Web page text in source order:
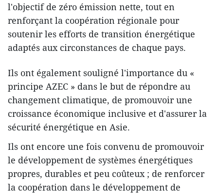
l'objectif de zéro émission nette, tout en
renforçant la coopération régionale pour
soutenir les efforts de transition énergétique
adaptés aux circonstances de chaque pays.
Ils ont également souligné l'importance du «
principe AZEC » dans le but de répondre au
changement climatique, de promouvoir une
croissance économique inclusive et d'assurer la
sécurité énergétique en Asie.
Ils ont encore une fois convenu de promouvoir
le développement de systèmes énergétiques
propres, durables et peu coûteux ; de renforcer
la coopération dans le développement de